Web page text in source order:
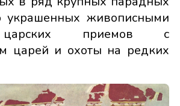
украшенных живописными
приемов с
царей и охоты на редких